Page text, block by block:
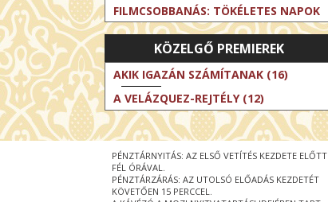
FILMCSOBBANÁS: TÖKÉLETES NAPOK
2026.08.25 19:30 - 21:45
FILMCSOBBANÁS: IFJÚSÁG
2026.08.27 19:30 - 21:30
EXHIBITION ON SCREEN: VINCENT
VAN GOGH - ÚJ LÁTÁSMÓD
2026.08.30 11:00 - 12:30
NT LIVE / DAVID IRELAND: THE FIFTH
STEP
2026.09.01 19:00 - 21:00
BERLIN ELESTE
KÖZELGŐ PREMIEREK
AKIK IGAZÁN SZÁMÍTANAK (16)
A VELÁZQUEZ-REJTÉLY (12)
PÉNZTÁRNYITÁS: AZ ELSŐ VETÍTÉS KEZDETE ELŐTT
FÉL ÓRÁVAL.
PÉNZTÁRZÁRÁS: AZ UTOLSÓ ELŐADÁS KEZDETÉT
KÖVETŐEN 15 PERCCEL.